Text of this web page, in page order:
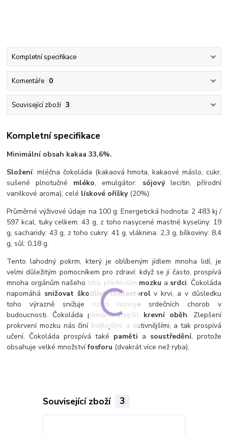
Kompletní specifikace
Komentáře 0
Související zboží 3
Kompletní specifikace
Minimální obsah kakaa 33,6%.
Složení: mléčna čokoláda (kakaová hmota, kakaové máslo, cukr,
sušené plnotučné mléko, emulgátor: sójovýlecitin, přírodní
vanilkové aroma), celé lískové oříšky (20%).
Průměrné výživové údaje na 100 g: Energetická hodnota: 2 483 kj /
597 kcal, tuky celkem: 43 g, z toho nasycené mastné kyseliny: 19
g, sacharidy: 43 g, z toho cukry: 41 g, vláknina: 2,3 g, bílkoviny: 8,4
g, sůl: 0,18 g.
Tento lahodný pokrm, který je oblíbeným jídlem mnoha lidí, je
velmi důležitým pomocníkem pro zdraví: když se jí často, prospívá
mnoha orgánům našeho těla, především mozku a srdci. Čokoláda
napomáhá snižovat škodlivýcholesterolv krvi, a v důsledku
toho výrazně snižuje riziko rozvoje srdečních chorob v
budoucnosti. Čokoláda pomáhá zlepšit krevní oběh. Zlepšení
prokrvení mozku nás činí bdělejšími a aktivnějšími, a tak prospívá
učení. Čokoláda prospívá také paměti a soustředění, protože
obsahuje velké množstvífosforu (dvakrát více než ryba).
Související zboží 3